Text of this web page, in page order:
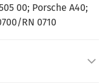
00; Porsche A40;
RN 0710